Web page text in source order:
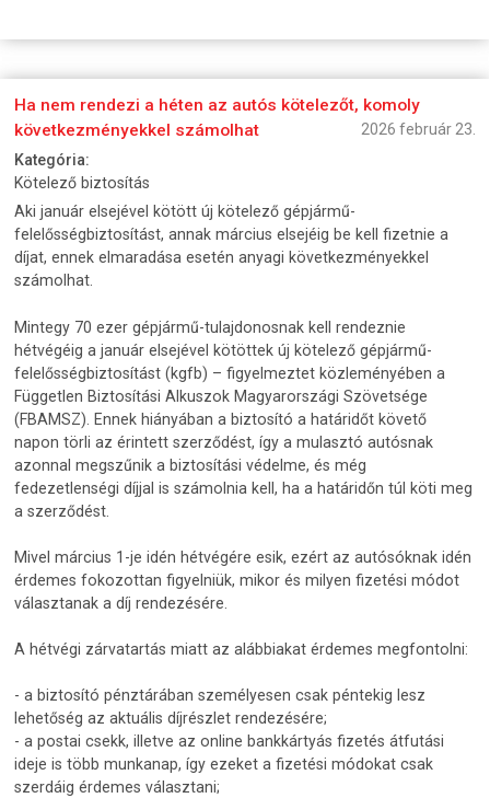
Ha nem rendezi a héten az autós kötelezőt, komoly
következményekkel számolhat
2026 február 23.
Kategória:
Kötelező biztosítás
Aki január elsejével kötött új kötelező gépjármű-
felelősségbiztosítást, annak március elsejéig be kell fizetnie a
díjat, ennek elmaradása esetén anyagi következményekkel
számolhat.
Mintegy 70 ezer gépjármű-tulajdonosnak kell rendeznie
hétvégéig a január elsejével kötöttek új kötelező gépjármű-
felelősségbiztosítást (kgfb) – figyelmeztet közleményében a
Független Biztosítási Alkuszok Magyarországi Szövetsége
(FBAMSZ). Ennek hiányában a biztosító a határidőt követő
napon törli az érintett szerződést, így a mulasztó autósnak
azonnal megszűnik a biztosítási védelme, és még
fedezetlenségi díjjal is számolnia kell, ha a határidőn túl köti meg
a szerződést.
Mivel március 1-je idén hétvégére esik, ezért az autósóknak idén
érdemes fokozottan figyelniük, mikor és milyen fizetési módot
választanak a díj rendezésére.
A hétvégi zárvatartás miatt az alábbiakat érdemes megfontolni:
- a biztosító pénztárában személyesen csak péntekig lesz
lehetőség az aktuális díjrészlet rendezésére;
- a postai csekk, illetve az online bankkártyás fizetés átfutási
ideje is több munkanap, így ezeket a fizetési módokat csak
szerdáig érdemes választani;